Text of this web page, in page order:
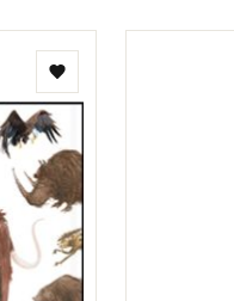
Toevoegen
aan
verlanglijst